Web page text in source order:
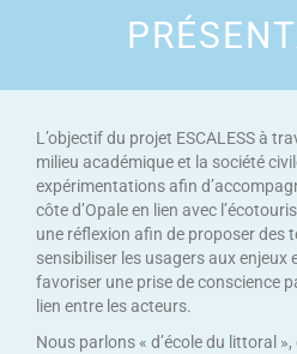
L’objectif du projet ESCALESS à
milieu académique et la société
expérimentations afin
côte d’Opale en lien avec
une réflexion afin de proposer des
sensibiliser les usagers aux enjeux
favoriser une prise de conscience
lien entre les acteurs.
Nous parlons « d’école du littoral